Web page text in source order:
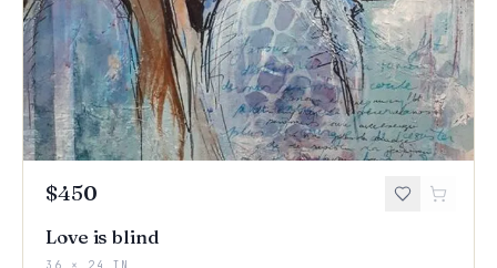
$450
Love is blind